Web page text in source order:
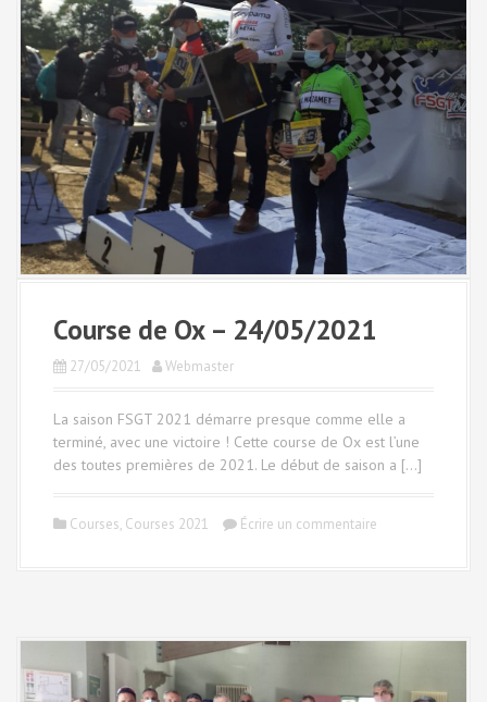
Course de Ox – 24/05/2021
27/05/2021 Webmaster
La saison FSGT 2021 démarre presque comme elle a
terminé, avec une victoire ! Cette course de Ox est l’une
des toutes premières de 2021. Le début de saison a […]
Courses, Courses 2021 Écrire un commentaire